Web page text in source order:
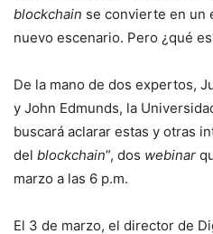
blockchain se convierte en un
nuevo escenario. Pero ¿qué
De la mano de dos expertos,
y John Edmunds, la
buscará aclarar estas y otras
del blockchain”, dos webinar
marzo a las 6 p.m.
El 3 de marzo, el director de